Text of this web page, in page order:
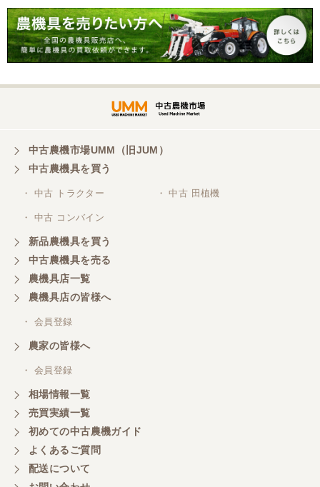
三重県／谷本勝美
こちらの、対応、も、よくして、くれました。
対応も、よくしてくれました、有難うございまし
三重県／山本
対応ありがとうございました。
三重県／山本
共立シュレッターを受け取りました。 状態は問題な
く、エンジンも調子がよさそうです。 ありがとうご
ざいました。
三重県／
嫌な顔をせずに一生懸命頑張ってくれる中山さんに
感謝しています。ここで3台買いましたが、これから
もよろしくお願いしたいです。
三重県／
初めてコンバインを買いに行ったのですが、とても
明るい方に担当していただき細かく説明して下さっ
ー MT 4WD ディーゼル 現
状渡し【P11460730】
中古農機市場UMM（旧JUM）
中古農機具を買う
・ 中古 トラクター ・ 中古 田植機
・ 中古 コンバイン
新品農機具を買う
中古農機具を売る
農機具店一覧
農機具店の皆様へ
・ 会員登録
農家の皆様へ
・ 会員登録
相場情報一覧
売買実績一覧
初めての中古農機ガイド
よくあるご質問
配送について